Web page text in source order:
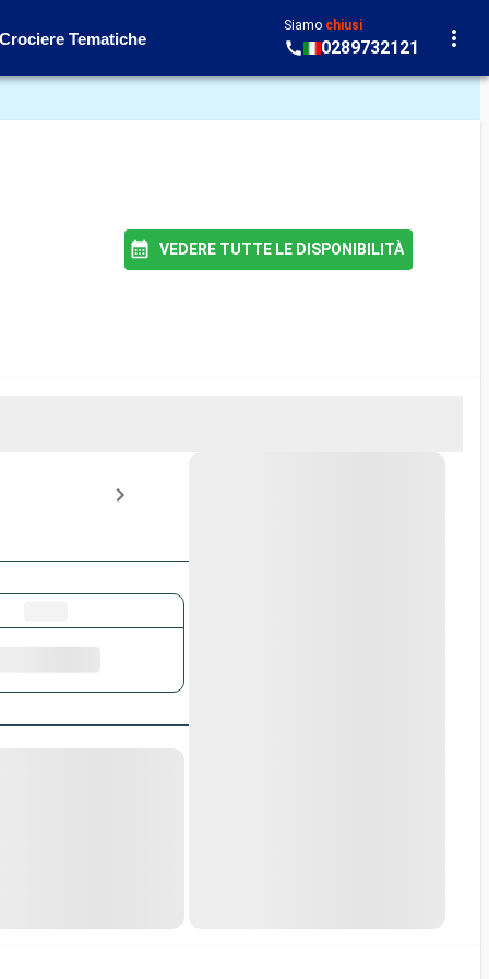
Crociere Tematiche
Siamo chiusi
0289732121
VEDERE TUTTE LE DISPONIBILITÀ